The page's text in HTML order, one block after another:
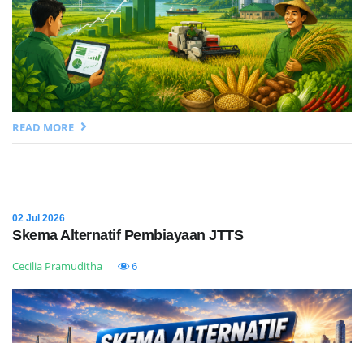
READ MORE
02 Jul 2026
Skema Alternatif Pembiayaan JTTS
Cecilia Pramuditha 6